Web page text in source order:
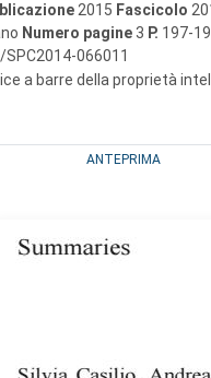
2015 Fascicolo
Numero pagine 3 P. 197-
SPC2014-066011
a barre della proprietà
ANTEPRIMA